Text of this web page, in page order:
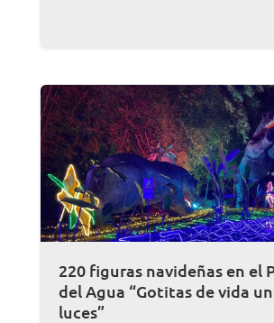
220 figuras navideñas en el
del Agua “Gotitas de vida
luces”